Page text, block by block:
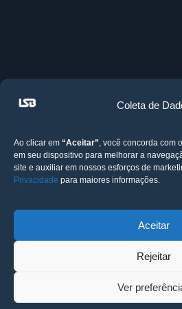
Coleta de
Ao clicar em “Aceitar” , você concorda com
em seu dispositivo para melhorar a
site e auxiliar em nossos esforços de
Privacidade para maiores informações.
Aceitar
Rejeitar
Ver